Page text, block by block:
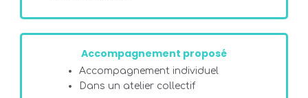
Accompagnement proposé
Accompagnement individuel
Dans un atelier collectif